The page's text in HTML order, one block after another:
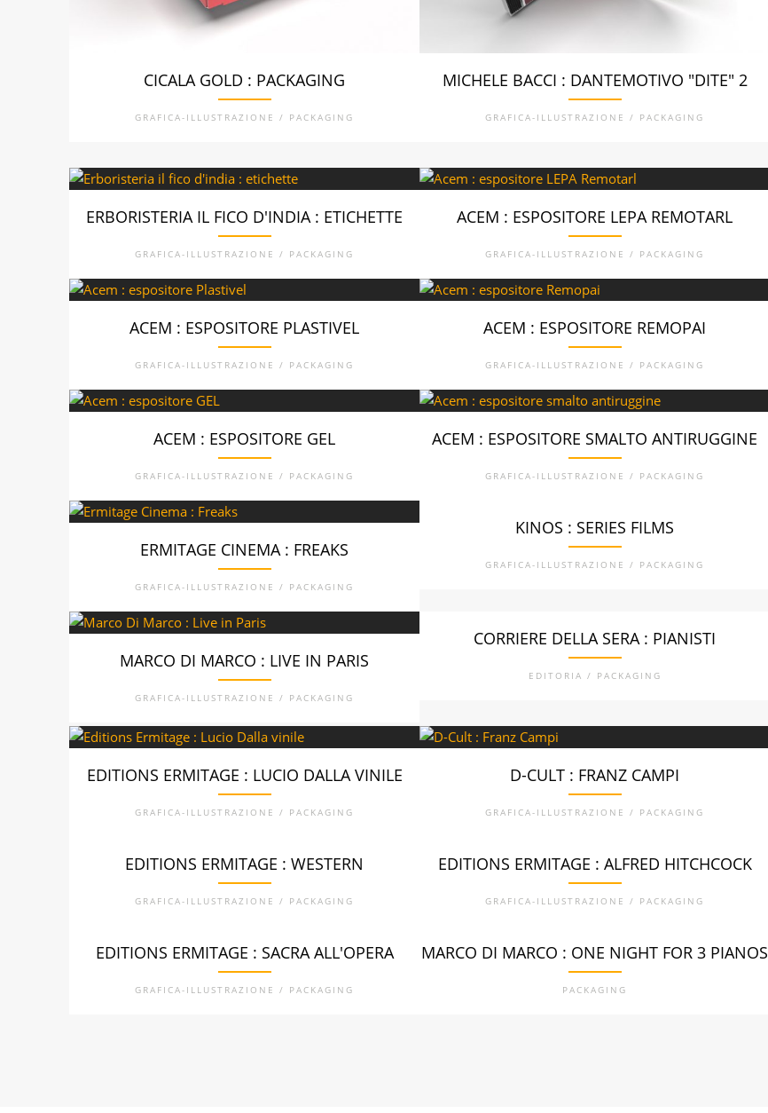
CICALA GOLD : PACKAGING
GRAFICA-ILLUSTRAZIONE / PACKAGING
MICHELE BACCI : DANTEMOTIVO "DITE" 2
GRAFICA-ILLUSTRAZIONE / PACKAGING
ERBORISTERIA IL FICO D'INDIA : ETICHETTE
GRAFICA-ILLUSTRAZIONE / PACKAGING
ACEM : ESPOSITORE LEPA REMOTARL
GRAFICA-ILLUSTRAZIONE / PACKAGING
ACEM : ESPOSITORE PLASTIVEL
GRAFICA-ILLUSTRAZIONE / PACKAGING
ACEM : ESPOSITORE REMOPAI
GRAFICA-ILLUSTRAZIONE / PACKAGING
ACEM : ESPOSITORE GEL
GRAFICA-ILLUSTRAZIONE / PACKAGING
ACEM : ESPOSITORE SMALTO ANTIRUGGINE
GRAFICA-ILLUSTRAZIONE / PACKAGING
ERMITAGE CINEMA : FREAKS
GRAFICA-ILLUSTRAZIONE / PACKAGING
KINOS : SERIES FILMS
GRAFICA-ILLUSTRAZIONE / PACKAGING
MARCO DI MARCO : LIVE IN PARIS
GRAFICA-ILLUSTRAZIONE / PACKAGING
CORRIERE DELLA SERA : PIANISTI
EDITORIA / PACKAGING
EDITIONS ERMITAGE : LUCIO DALLA VINILE
GRAFICA-ILLUSTRAZIONE / PACKAGING
D-CULT : FRANZ CAMPI
GRAFICA-ILLUSTRAZIONE / PACKAGING
EDITIONS ERMITAGE : WESTERN
GRAFICA-ILLUSTRAZIONE / PACKAGING
EDITIONS ERMITAGE : ALFRED HITCHCOCK
GRAFICA-ILLUSTRAZIONE / PACKAGING
EDITIONS ERMITAGE : SACRA ALL'OPERA
GRAFICA-ILLUSTRAZIONE / PACKAGING
MARCO DI MARCO : ONE NIGHT FOR 3 PIANOS
PACKAGING